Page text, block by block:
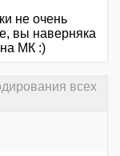
не очень
вы наверняка
МК :)
всех